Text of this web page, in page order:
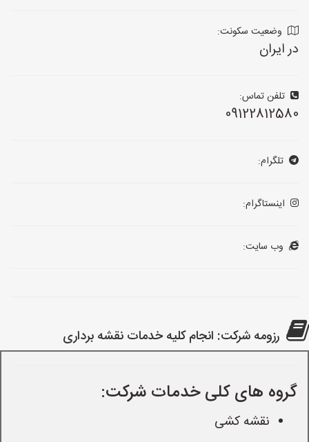
وضعیت سکونت:
در ایران
تلفن تماس:
09122812580
تلگرام:
اینستاگرام:
وب سایت:
رزومه شرکت: انجام کلیه خدمات نقشه برداری
گروه های کلی خدمات شرکت:
نقشه کشی